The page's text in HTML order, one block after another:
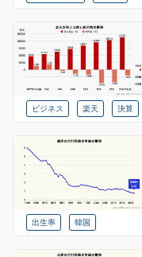
ビジネス 楽天 決算
出生率 韓国